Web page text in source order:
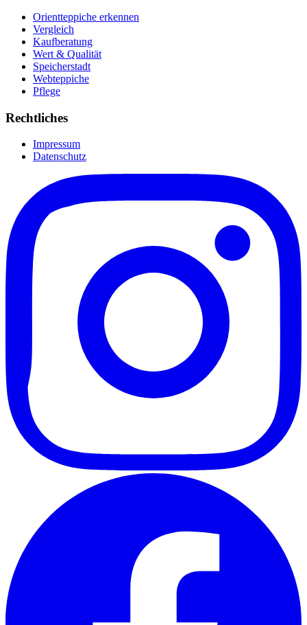
Orientteppiche erkennen
Vergleich
Kaufberatung
Wert & Qualität
Speicherstadt
Webteppiche
Pflege
Rechtliches
Impressum
Datenschutz